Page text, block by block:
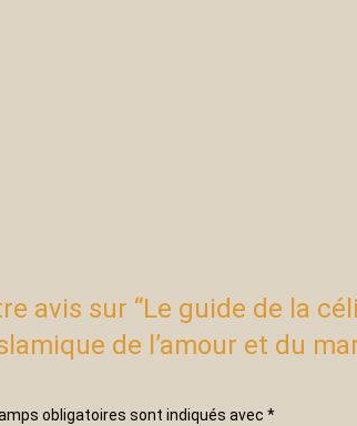
avis sur “Le guide de la
de l’amour et du
obligatoires sont indiqués avec *